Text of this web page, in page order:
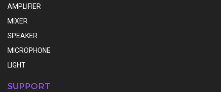
AMPLIFIER
MIXER
SPEAKER
MICROPHONE
LIGHT
SUPPORT